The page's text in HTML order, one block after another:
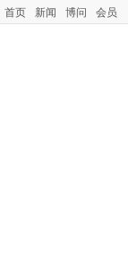
首页 新闻 博问 会员